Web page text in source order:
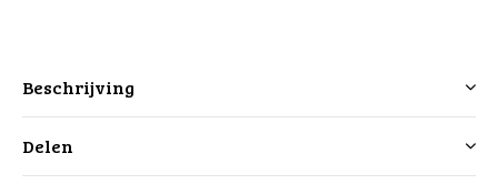
Beschrijving
Delen